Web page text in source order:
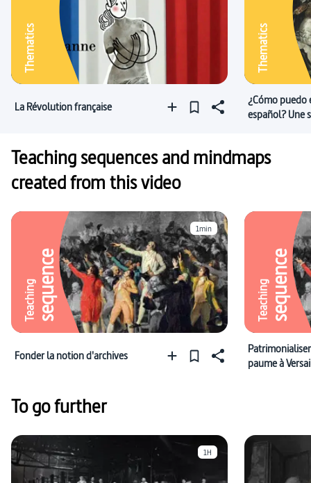
Thematics
La Révolution française
Thematics
¿Cómo puedo
español? Une
Teaching sequences and mindmaps
created from this video
Teachingsequence
1min
Fonder la notion d'archives
Teachingsequence
paume à
To go further
1H